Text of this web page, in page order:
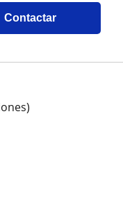
Contactar